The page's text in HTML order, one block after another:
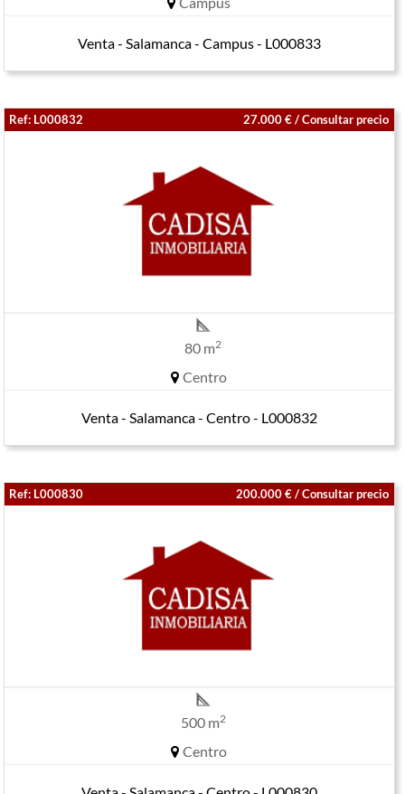
Venta - Salamanca - Campus - L000833
Ref: L000832 27.000 € / Consultar precio
80 m2
Centro
Venta - Salamanca - Centro - L000832
Ref: L000830 200.000 € / Consultar precio
500 m2
Centro